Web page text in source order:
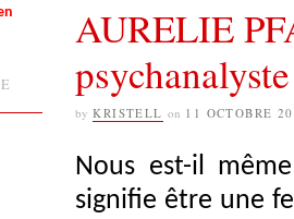
AURELIE
by KRISTELL on 11 OCTOBRE
Nous est-il
signifie être une